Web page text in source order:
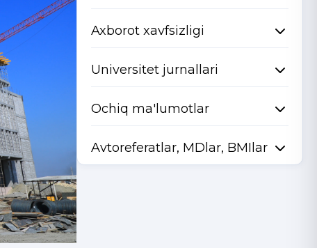
Axborot xavfsizligi
Universitet jurnallari
Ochiq ma'lumotlar
Avtoreferatlar, MDlar, BMIlar